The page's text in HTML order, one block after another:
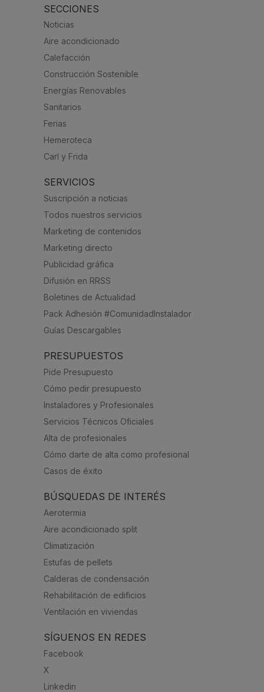
SECCIONES
Noticias
Aire acondicionado
Calefacción
Construcción Sostenible
Energías Renovables
Sanitarios
Ferias
Hemeroteca
Carl y Frida
SERVICIOS
Suscripción a noticias
Todos nuestros servicios
Marketing de contenidos
Marketing directo
Publicidad gráfica
Difusión en RRSS
Boletines de Actualidad
Pack Adhesión #ComunidadInstalador
Guías Descargables
PRESUPUESTOS
Pide Presupuesto
Cómo pedir presupuesto
Instaladores y Profesionales
Servicios Técnicos Oficiales
Alta de profesionales
Cómo darte de alta como profesional
Casos de éxito
BÚSQUEDAS DE INTERÉS
Aerotermia
Aire acondicionado split
Climatización
Estufas de pellets
Calderas de condensación
Rehabilitación de edificios
Ventilación en viviendas
SÍGUENOS EN REDES
Facebook
X
Linkedin